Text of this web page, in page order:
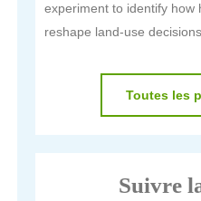
experiment to identify how
reshape land-use decisions.
Toutes les
Suivre